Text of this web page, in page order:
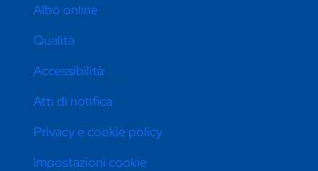
Albo online
Qualità
Accessibilità
Atti di notifica
Privacy e cookie policy
Impostazioni cookie